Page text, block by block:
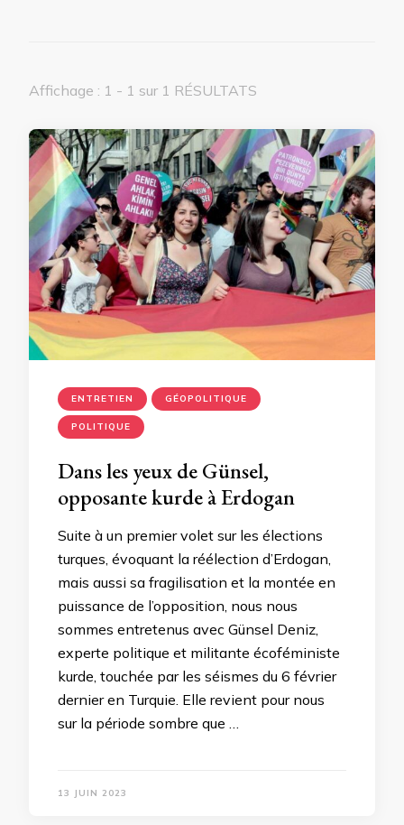
Affichage : 1 - 1 sur 1 RÉSULTATS
ENTRETIEN GÉOPOLITIQUE
POLITIQUE
Dans les yeux de Günsel,
opposante kurde à Erdogan
Suite à un premier volet sur les élections
turques, évoquant la réélection d’Erdogan,
mais aussi sa fragilisation et la montée en
puissance de l’opposition, nous nous
sommes entretenus avec Günsel Deniz,
experte politique et militante écoféministe
kurde, touchée par les séismes du 6 février
dernier en Turquie. Elle revient pour nous
sur la période sombre que …
13 JUIN 2023